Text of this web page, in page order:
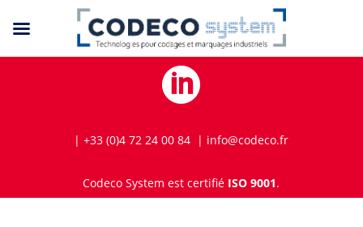

| +33 (0)4 72 24 00 84 | info@codeco.fr
Codeco System est certifié ISO 9001.